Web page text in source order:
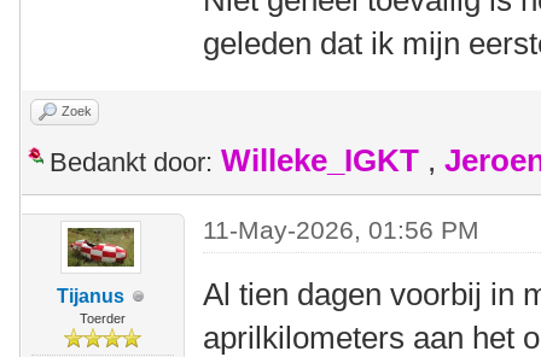
geleden dat ik mijn
Zoek
Bedankt door: Willeke_IGKT ,
Tijanus
Toerder
11-May-2026, 01:56 PM
Al tien dagen voorbij in
aprilkilometers aan het